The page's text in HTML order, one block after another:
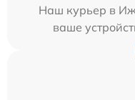
Наш курьер в
ваше